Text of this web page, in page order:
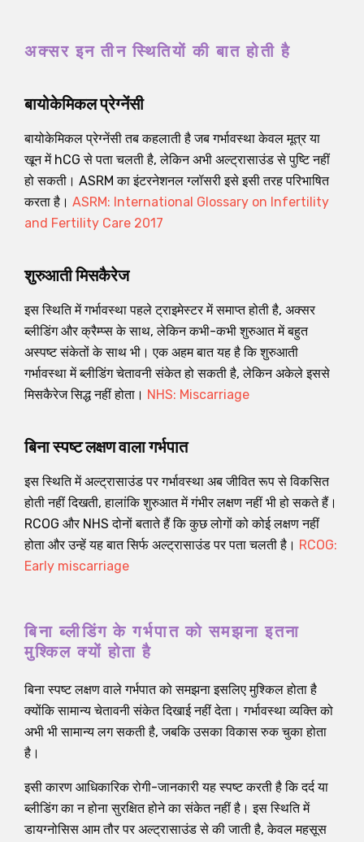
अक्सर इन तीन स्थितियों की बात होती है
बायोकेमिकल प्रेग्नेंसी
बायोकेमिकल प्रेग्नेंसी तब कहलाती है जब गर्भावस्था केवल मूत्र या
खून में hCG से पता चलती है, लेकिन अभी अल्ट्रासाउंड से पुष्टि नहीं
हो सकती। ASRM का इंटरनेशनल ग्लॉसरी इसे इसी तरह परिभाषित
करता है। ASRM: International Glossary on Infertility
and Fertility Care 2017
शुरुआती मिसकैरेज
इस स्थिति में गर्भावस्था पहले ट्राइमेस्टर में समाप्त होती है, अक्सर
ब्लीडिंग और क्रैम्प्स के साथ, लेकिन कभी-कभी शुरुआत में बहुत
अस्पष्ट संकेतों के साथ भी। एक अहम बात यह है कि शुरुआती
गर्भावस्था में ब्लीडिंग चेतावनी संकेत हो सकती है, लेकिन अकेले इससे
मिसकैरेज सिद्ध नहीं होता। NHS: Miscarriage
बिना स्पष्ट लक्षण वाला गर्भपात
इस स्थिति में अल्ट्रासाउंड पर गर्भावस्था अब जीवित रूप से विकसित
होती नहीं दिखती, हालांकि शुरुआत में गंभीर लक्षण नहीं भी हो सकते हैं।
RCOG और NHS दोनों बताते हैं कि कुछ लोगों को कोई लक्षण नहीं
होता और उन्हें यह बात सिर्फ अल्ट्रासाउंड पर पता चलती है। RCOG:
Early miscarriage
बिना ब्लीडिंग के गर्भपात को समझना इतना
मुश्किल क्यों होता है
बिना स्पष्ट लक्षण वाले गर्भपात को समझना इसलिए मुश्किल होता है
क्योंकि सामान्य चेतावनी संकेत दिखाई नहीं देता। गर्भावस्था व्यक्ति को
अभी भी सामान्य लग सकती है, जबकि उसका विकास रुक चुका होता
है।
इसी कारण आधिकारिक रोगी-जानकारी यह स्पष्ट करती है कि दर्द या
ब्लीडिंग का न होना सुरक्षित होने का संकेत नहीं है। इस स्थिति में
डायग्नोसिस आम तौर पर अल्ट्रासाउंड से की जाती है, केवल महसूस